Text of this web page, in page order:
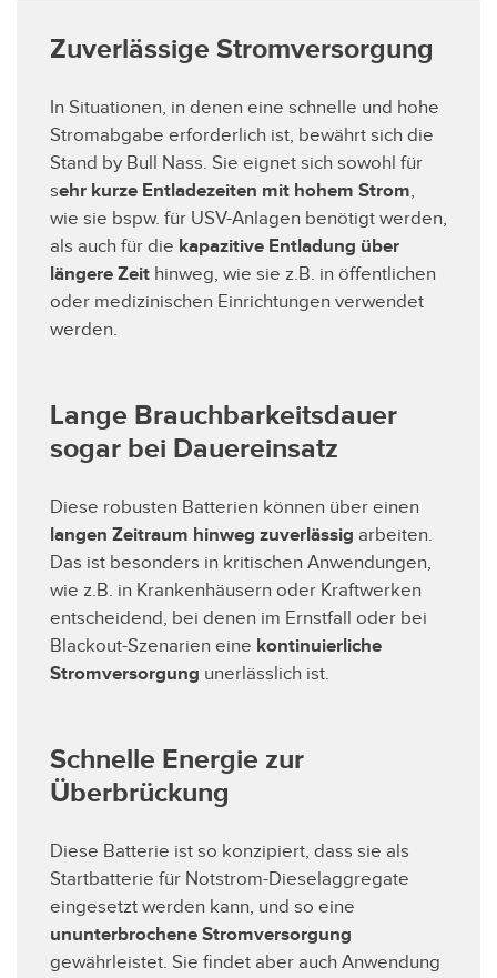
Zuverlässige Stromversorgung
In Situationen, in denen eine schnelle und hohe
Stromabgabe erforderlich ist, bewährt sich die
Stand by Bull Nass. Sie eignet sich sowohl für
sehr kurze Entladezeiten mit hohem Strom,
wie sie bspw. für USV-Anlagen benötigt werden,
als auch für die kapazitive Entladung über
längere Zeit hinweg, wie sie z.B. in öffentlichen
oder medizinischen Einrichtungen verwendet
werden.
Lange Brauchbarkeitsdauer
sogar bei Dauereinsatz
Diese robusten Batterien können über einen
langen Zeitraum hinweg zuverlässig arbeiten.
Das ist besonders in kritischen Anwendungen,
wie z.B. in Krankenhäusern oder Kraftwerken
entscheidend, bei denen im Ernstfall oder bei
Blackout-Szenarien eine kontinuierliche
Stromversorgung unerlässlich ist.
Schnelle Energie zur
Überbrückung
Diese Batterie ist so konzipiert, dass sie als
Startbatterie für Notstrom-Dieselaggregate
eingesetzt werden kann, und so eine
ununterbrochene Stromversorgung
gewährleistet. Sie findet aber auch Anwendung